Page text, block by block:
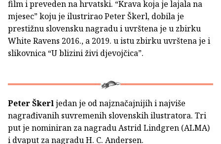
film i preveden na hrvatski. “Krava koja je lajala na
mjesec” koju je ilustrirao Peter Škerl, dobila je
prestižnu slovensku nagradu i uvrštena je u zbirku
White Ravens 2016., a 2019. u istu zbirku uvrštena je i
slikovnica “U blizini živi djevojčica”.
Peter Škerljedan je od najznačajnijih i najviše
nagrađivanih suvremenih slovenskih ilustratora. Tri
put je nominiran za nagradu Astrid Lindgren (ALMA)
i dvaput za nagradu H. C. Andersen.